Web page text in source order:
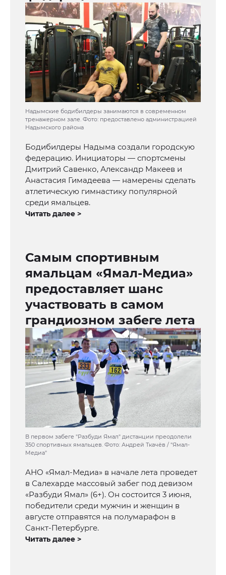
Надымские бодибилдеры занимаются в современном
тренажерном зале. Фото: предоставлено администрацией
Надымского района
Бодибилдеры Надыма создали городскую
федерацию. Инициаторы — спортсмены
Дмитрий Савенко, Александр Макеев и
Анастасия Гимадеева — намерены сделать
атлетическую гимнастику популярной
среди ямальцев.
Читать далее >
Самым спортивным
ямальцам «Ямал-Медиа»
предоставляет шанс
участвовать в самом
грандиозном забеге лета
В первом забеге "Разбуди Ямал" дистанции преодолели
350 спортивных ямальцев. Фото: Андрей Ткачёв / "Ямал-
Медиа"
АНО «Ямал-Медиа» в начале лета проведет
в Салехарде массовый забег под девизом
«Разбуди Ямал» (6+). Он состоится 3 июня,
победители среди мужчин и женщин в
августе отправятся на полумарафон в
Санкт-Петербурге.
Читать далее >